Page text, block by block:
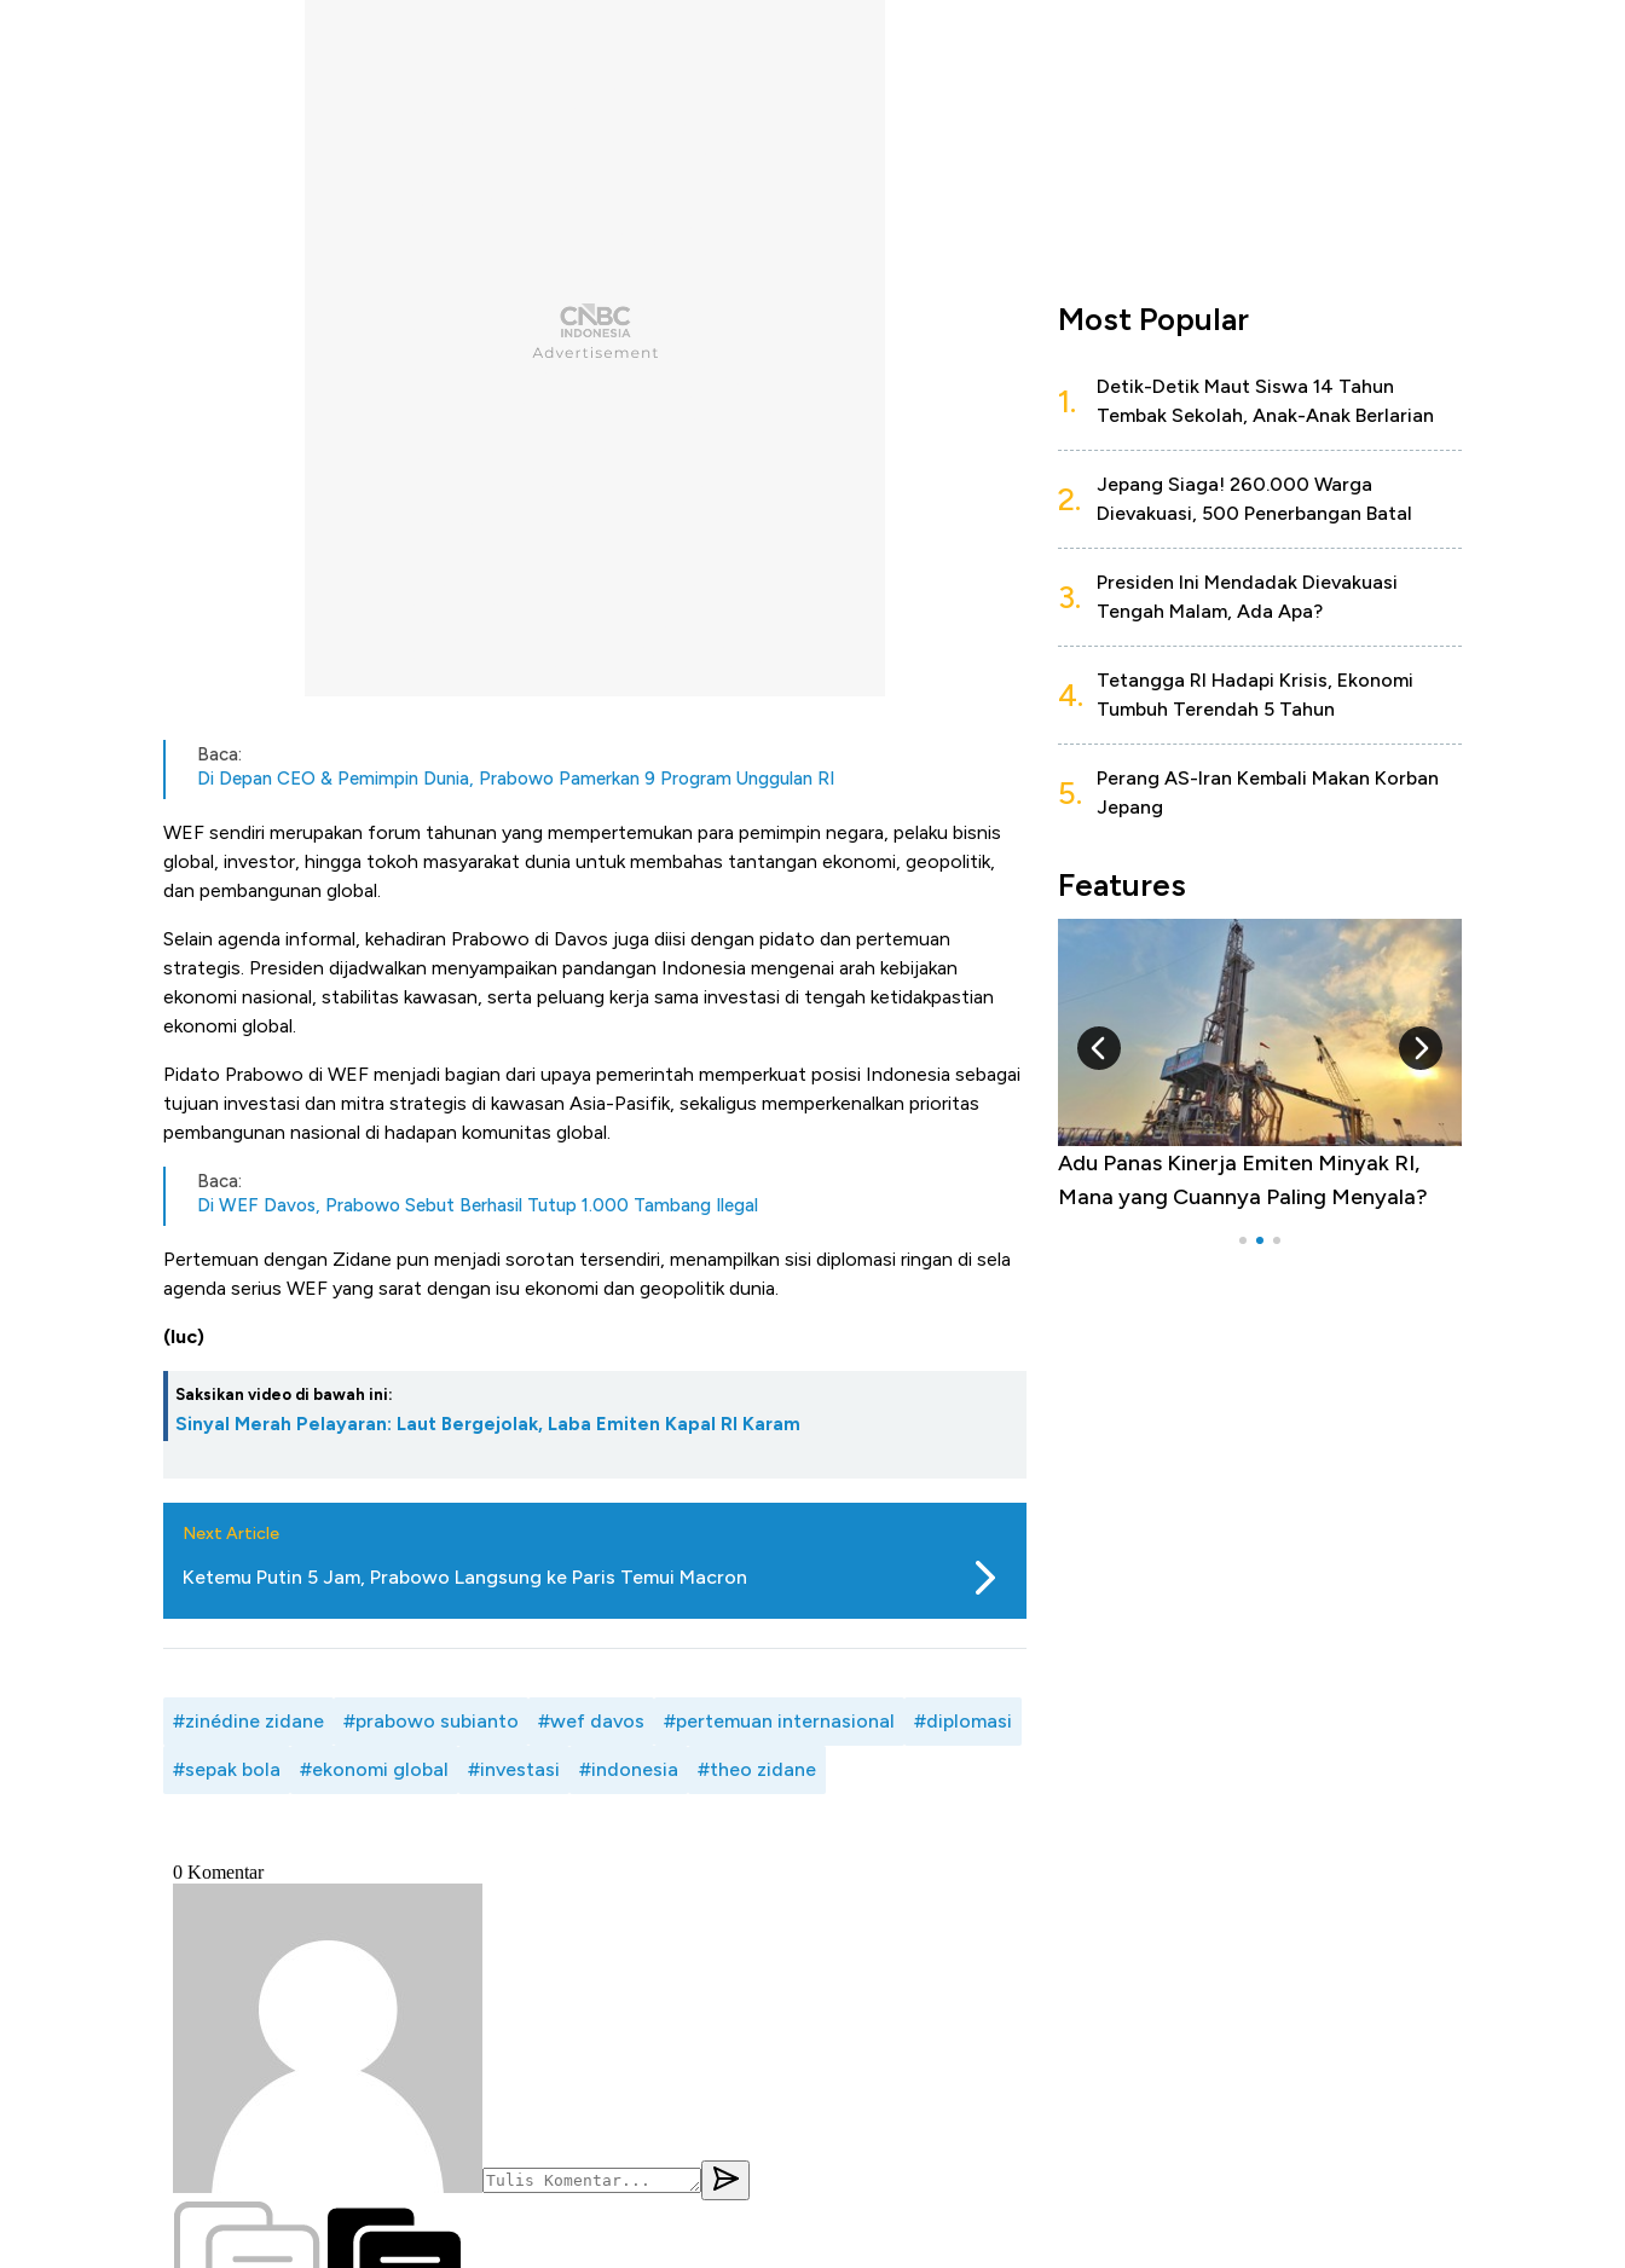
Baca:
Di Depan CEO & Pemimpin Dunia, Prabowo Pamerkan 9 Program Unggulan RI
WEF sendiri merupakan forum tahunan yang mempertemukan para pemimpin negara, pelaku bisnis
global, investor, hingga tokoh masyarakat dunia untuk membahas tantangan ekonomi, geopolitik,
dan pembangunan global.
Selain agenda informal, kehadiran Prabowo di Davos juga diisi dengan pidato dan pertemuan
strategis. Presiden dijadwalkan menyampaikan pandangan Indonesia mengenai arah kebijakan
ekonomi nasional, stabilitas kawasan, serta peluang kerja sama investasi di tengah ketidakpastian
ekonomi global.
Pidato Prabowo di WEF menjadi bagian dari upaya pemerintah memperkuat posisi Indonesia sebagai
tujuan investasi dan mitra strategis di kawasan Asia-Pasifik, sekaligus memperkenalkan prioritas
pembangunan nasional di hadapan komunitas global.
Baca:
Di WEF Davos, Prabowo Sebut Berhasil Tutup 1.000 Tambang Ilegal
Pertemuan dengan Zidane pun menjadi sorotan tersendiri, menampilkan sisi diplomasi ringan di sela
agenda serius WEF yang sarat dengan isu ekonomi dan geopolitik dunia.
(luc)
Saksikan video di bawah ini:
Sinyal Merah Pelayaran: Laut Bergejolak, Laba Emiten Kapal RI Karam
Next Article
Ketemu Putin 5 Jam, Prabowo Langsung ke Paris Temui Macron
#zinédine zidane #prabowo subianto #wef davos #pertemuan internasional #diplomasi
#sepak bola #ekonomi global #investasi #indonesia #theo zidane
Most Popular
1.
Detik-Detik Maut Siswa 14 Tahun
Tembak Sekolah, Anak-Anak Berlarian
2.
Jepang Siaga! 260.000 Warga
Dievakuasi, 500 Penerbangan Batal
3.
Presiden Ini Mendadak Dievakuasi
Tengah Malam, Ada Apa?
4.
Tetangga RI Hadapi Krisis, Ekonomi
Tumbuh Terendah 5 Tahun
5.
Perang AS-Iran Kembali Makan Korban
Jepang
Features
Tembaga Terbang ke Zona Berbahaya
Adu Panas Kinerja Emiten Minyak RI,
Mana yang Cuannya Paling Menyala?